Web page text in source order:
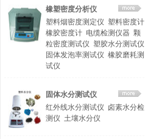
橡塑密度分析仪
塑料烟密度测定仪 塑料密度计
橡胶密度计 电缆检测仪器 颗
粒密度测试仪 塑胶水分测试仪
固体发泡率测试仪 橡胶磨耗测
试仪
固体水分测试仪
红外线水分测试仪 卤素水分检
测仪 土壤水分仪